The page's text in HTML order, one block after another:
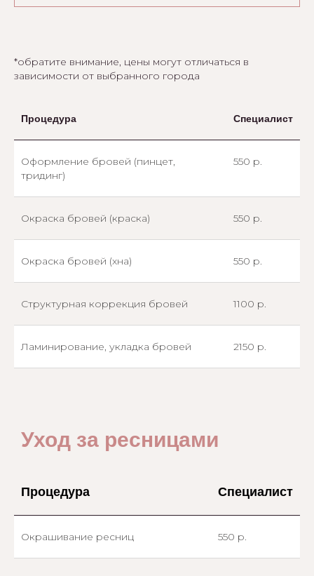
*обратите внимание, цены могут отличаться в
зависимости от выбранного города
Процедура Специалист
Оформление бровей (пинцет,
тридинг)
550 р.
Окраска бровей (краска) 550 р.
Окраска бровей (хна) 550 р.
Структурная коррекция бровей 1100 р.
Ламинирование, укладка бровей 2150 р.
Уход за ресницами
Процедура Специалист
Окрашивание ресниц 550 р.